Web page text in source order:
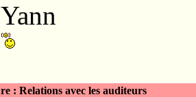
Yann
re : Relations avec les auditeurs